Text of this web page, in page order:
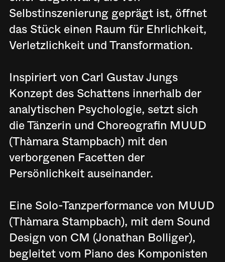
Selbstinszenierung geprägt ist, öffnet
das Stück einen Raum für Ehrlichkeit,
Verletzlichkeit und Transformation.
Inspiriert von Carl Gustav Jungs
Konzept des Schattens innerhalb der
analytischen Psychologie, setzt sich
die Tänzerin und Choreografin MUUD
(Thàmara Stampbach) mit den
verborgenen Facetten der
Persönlichkeit auseinander.
Eine Solo-Tanzperformance von MUUD
(Thàmara Stampbach), mit dem Sound
Design von CM (Jonathan Bolliger),
begleitet vom Piano des Komponisten